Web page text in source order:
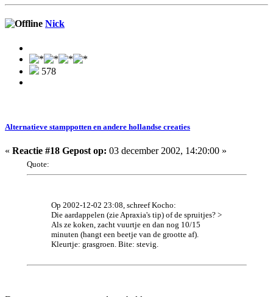
Nick
578
Alternatieve stamppotten en andere hollandse creaties
« Reactie #18 Gepost op: 03 december 2002, 14:20:00 »
Quote:
Op 2002-12-02 23:08, schreef Kocho:
Die aardappelen (zie Apraxia's tip) of de spruitjes? >
Als ze koken, zacht vuurtje en dan nog 10/15
minuten (hangt een beetje van de grootte af).
Kleurtje: grasgroen. Bite: stevig.